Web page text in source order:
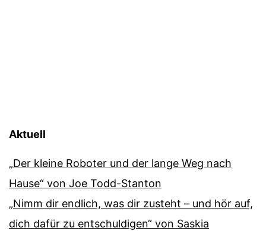
Aktuell
„Der kleine Roboter und der lange Weg nach
Hause“ von Joe Todd-Stanton
„Nimm dir endlich, was dir zusteht – und hör auf,
dich dafür zu entschuldigen“ von Saskia